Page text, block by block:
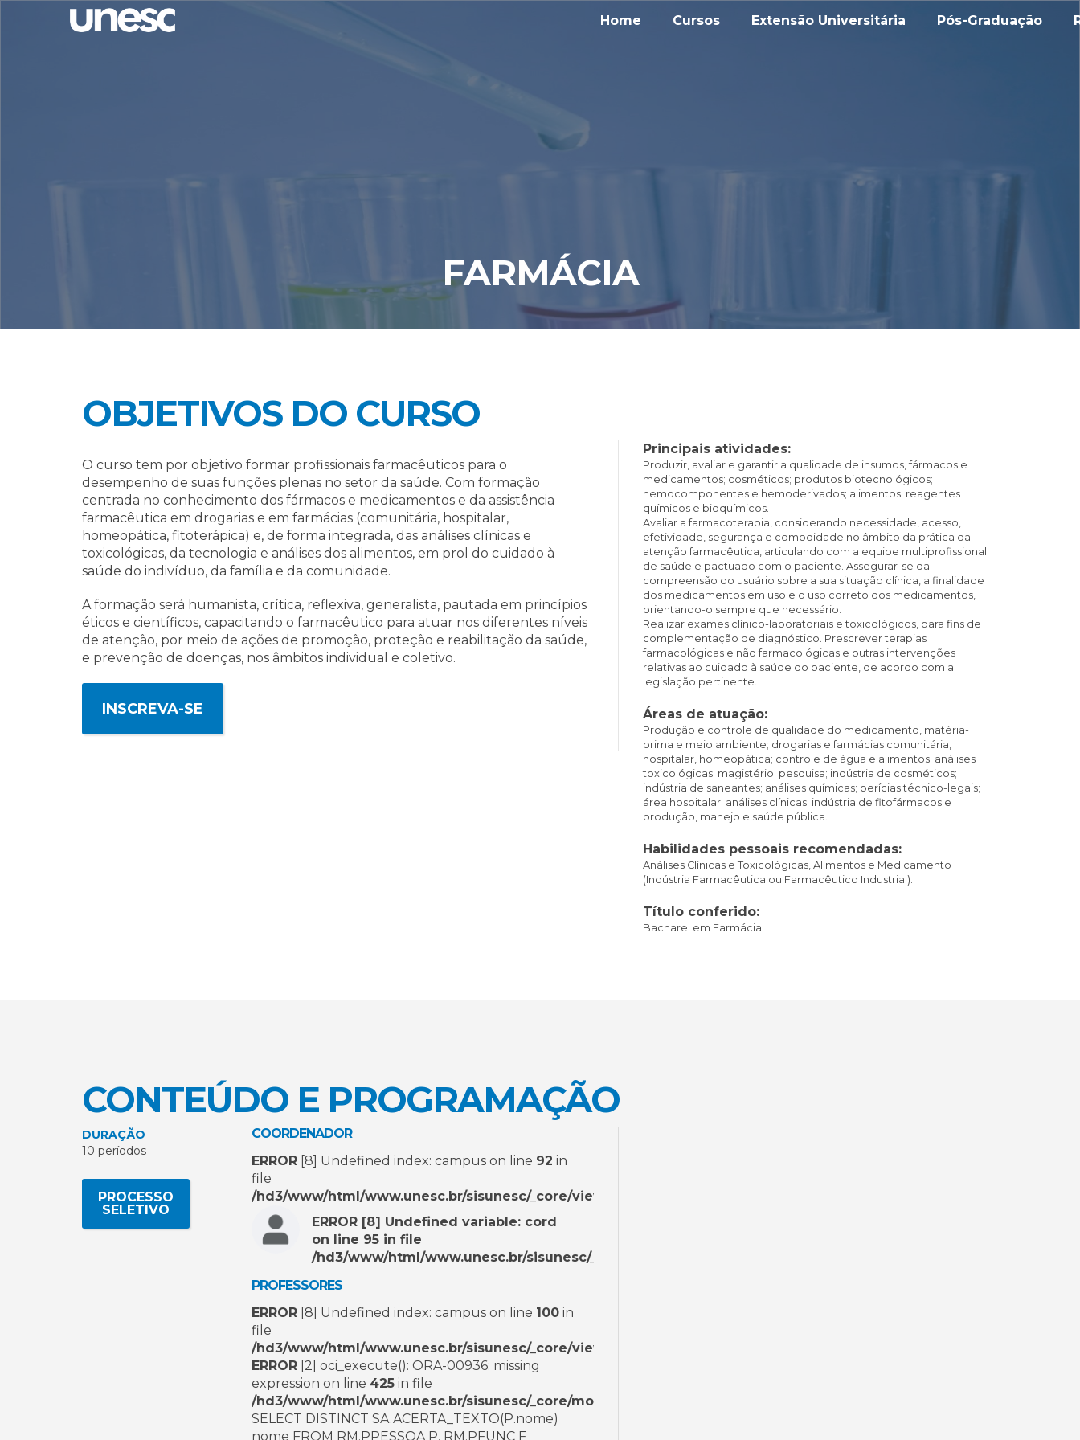
Home Cursos Extensão Universitária Pós-Graduação
FARMÁCIA
OBJETIVOS DO CURSO
O curso tem por objetivo formar profissionais farmacêuticos para o
desempenho de suas funções plenas no setor da saúde. Com formação
centrada no conhecimento dos fármacos e medicamentos e da assistência
farmacêutica em drogarias e em farmácias (comunitária, hospitalar,
homeopática, fitoterápica) e, de forma integrada, das análises clínicas e
toxicológicas, da tecnologia e análises dos alimentos, em prol do cuidado à
saúde do indivíduo, da família e da comunidade.
A formação será humanista, crítica, reflexiva, generalista, pautada em princípios
éticos e científicos, capacitando o farmacêutico para atuar nos diferentes níveis
de atenção, por meio de ações de promoção, proteção e reabilitação da saúde,
e prevenção de doenças, nos âmbitos individual e coletivo.
INSCREVA-SE
Principais atividades:
Produzir, avaliar e garantir a qualidade de insumos, fármacos e
medicamentos; cosméticos; produtos biotecnológicos;
hemocomponentes e hemoderivados; alimentos; reagentes
químicos e bioquímicos.
Avaliar a farmacoterapia, considerando necessidade, acesso,
efetividade, segurança e comodidade no âmbito da prática da
atenção farmacêutica, articulando com a equipe multiprofissional
de saúde e pactuado com o paciente. Assegurar-se da
compreensão do usuário sobre a sua situação clínica, a finalidade
dos medicamentos em uso e o uso correto dos medicamentos,
orientando-o sempre que necessário.
Realizar exames clínico-laboratoriais e toxicológicos, para fins de
complementação de diagnóstico. Prescrever terapias
farmacológicas e não farmacológicas e outras intervenções
relativas ao cuidado à saúde do paciente, de acordo com a
legislação pertinente.
Áreas de atuação:
Produção e controle de qualidade do medicamento, matéria-
prima e meio ambiente; drogarias e farmácias comunitária,
hospitalar, homeopática; controle de água e alimentos; análises
toxicológicas; magistério; pesquisa; indústria de cosméticos;
indústria de saneantes; análises químicas; perícias técnico-legais;
área hospitalar; análises clínicas; indústria de fitofármacos e
produção, manejo e saúde pública.
Habilidades pessoais recomendadas:
Análises Clínicas e Toxicológicas, Alimentos e Medicamento
(Indústria Farmacêutica ou Farmacêutico Industrial).
Título conferido:
Bacharel em Farmácia
CONTEÚDO E PROGRAMAÇÃO
DURAÇÃO
10 períodos
PROCESSO
SELETIVO
COORDENADOR
ERROR [8] Undefined index: campus on line 92 in
file
/hd3/www/html/www.unesc.br/sisunesc/_core/view/site/cursos/farmacia.php
ERROR [8] Undefined variable: cord
on line 95 in file
/hd3/www/html/www.unesc.br/sisunesc/_core/view/site/cursos/farmacia.php
PROFESSORES
ERROR [8] Undefined index: campus on line 100 in
file
/hd3/www/html/www.unesc.br/sisunesc/_core/view/site/cursos/farmacia.php
ERROR [2] oci_execute(): ORA-00936: missing
expression on line 425 in file
/hd3/www/html/www.unesc.br/sisunesc/_core/model/dao/statement.class.php
SELECT DISTINCT SA.ACERTA_TEXTO(P.nome)
nome FROM RM.PPESSOA P, RM.PFUNC F